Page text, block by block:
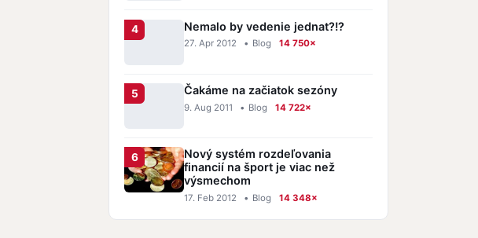
Nemalo by vedenie jednat?!?
27. Apr 2012 • Blog 14 750×
Čakáme na začiatok sezóny
9. Aug 2011 • Blog 14 722×
Nový systém rozdeľovania
financií na šport je viac než
výsmechom
17. Feb 2012 • Blog 14 348×